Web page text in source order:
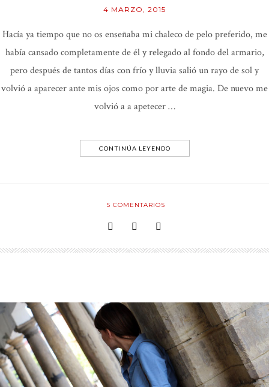
4 MARZO, 2015
Hacía ya tiempo que no os enseñaba mi chaleco de pelo preferido, me
había cansado completamente de él y relegado al fondo del armario,
pero después de tantos días con frío y lluvia salió un rayo de sol y
volvió a aparecer ante mis ojos como por arte de magia. De nuevo me
volvió a a apetecer …
CONTINÚA LEYENDO
5 COMENTARIOS